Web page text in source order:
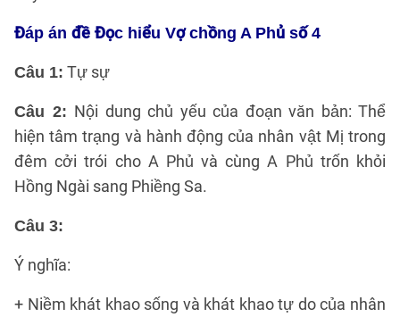
Đáp án đề Đọc hiểu Vợ chồng A Phủ số 4
Câu 1: Tự sự
Câu 2: Nội dung chủ yếu của đoạn văn bản: Thể
hiện tâm trạng và hành động của nhân vật Mị trong
đêm cởi trói cho A Phủ và cùng A Phủ trốn khỏi
Hồng Ngài sang Phiềng Sa.
Câu 3:
Ý nghĩa:
+ Niềm khát khao sống và khát khao tự do của nhân